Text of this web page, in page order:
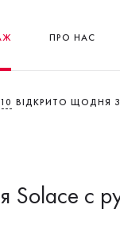
ПРО НАС
ВІДКРИТО ЩОДНЯ З
Solace c